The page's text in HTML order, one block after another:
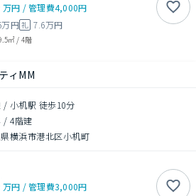
万円 /管理費4,000円
万円礼 7.6万円
㎡ / 4階
ィMM
/ 小机駅 徒歩10分
/4階建
横浜市港北区小机町
万円 /管理費3,000円